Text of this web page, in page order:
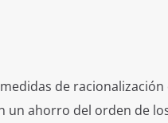
de racionalización
un ahorro del orden de